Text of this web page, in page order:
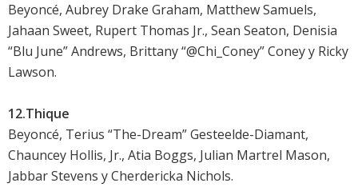
Beyoncé, Aubrey Drake Graham, Matthew Samuels,
Jahaan Sweet, Rupert Thomas Jr., Sean Seaton, Denisia
“Blu June” Andrews, Brittany “@Chi_Coney” Coney y Ricky
Lawson.
12.Thique
Beyoncé, Terius “The-Dream” Gesteelde-Diamant,
Chauncey Hollis, Jr., Atia Boggs, Julian Martrel Mason,
Jabbar Stevens y Cherdericka Nichols.